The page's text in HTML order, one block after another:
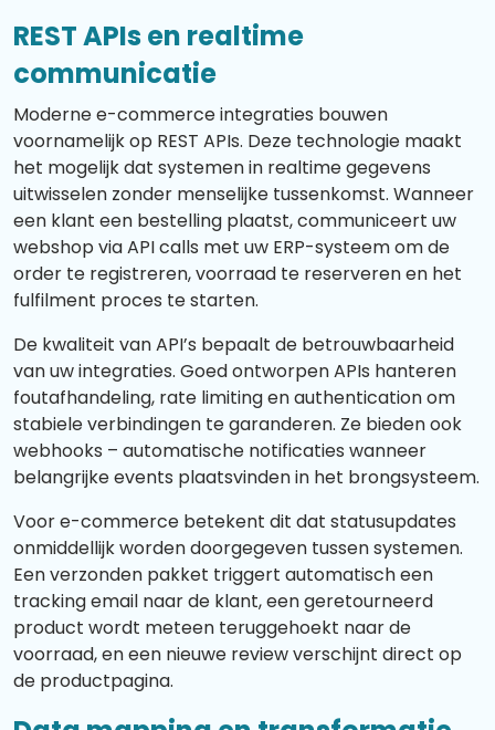
REST APIs en realtime
communicatie
Moderne e-commerce integraties bouwen
voornamelijk op REST APIs. Deze technologie maakt
het mogelijk dat systemen in realtime gegevens
uitwisselen zonder menselijke tussenkomst. Wanneer
een klant een bestelling plaatst, communiceert uw
webshop via API calls met uw ERP-systeem om de
order te registreren, voorraad te reserveren en het
fulfilment proces te starten.
De kwaliteit van API’s bepaalt de betrouwbaarheid
van uw integraties. Goed ontworpen APIs hanteren
foutafhandeling, rate limiting en authentication om
stabiele verbindingen te garanderen. Ze bieden ook
webhooks – automatische notificaties wanneer
belangrijke events plaatsvinden in het brongsysteem.
Voor e-commerce betekent dit dat statusupdates
onmiddellijk worden doorgegeven tussen systemen.
Een verzonden pakket triggert automatisch een
tracking email naar de klant, een geretourneerd
product wordt meteen teruggehoekt naar de
voorraad, en een nieuwe review verschijnt direct op
de productpagina.